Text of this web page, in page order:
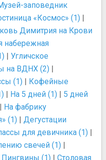
заповедник
«Космос» (1) |
Димитрия на Крови
набережная
| Угличское
на ВДНХ (2) |
(1) | Кофейные
| На 5 дней (1) | 5 дней
| На фабрику
(1) | Дегустации
для девичника (1) |
свечей (1) |
Пингвины (1) | Столовая